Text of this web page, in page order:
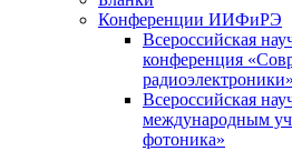
Конференции ИИФиРЭ
Всероссийская
конференция
радиоэлектроники»
Всероссийская
международным
фотоника»